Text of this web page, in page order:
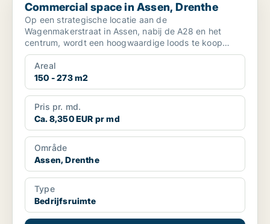
Commercial space in Assen, Drenthe
Op een strategische locatie aan de
Wagenmakerstraat in Assen, nabij de A28 en het
centrum, wordt een hoogwaardige loods te koop
aangeboden. Deze bedrijfsunit...
Areal
150 - 273 m2
Pris pr. md.
Ca. 8,350 EUR pr md
Område
Assen, Drenthe
Type
Bedrijfsruimte